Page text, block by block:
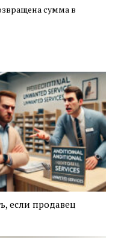
сумма в
если продавец